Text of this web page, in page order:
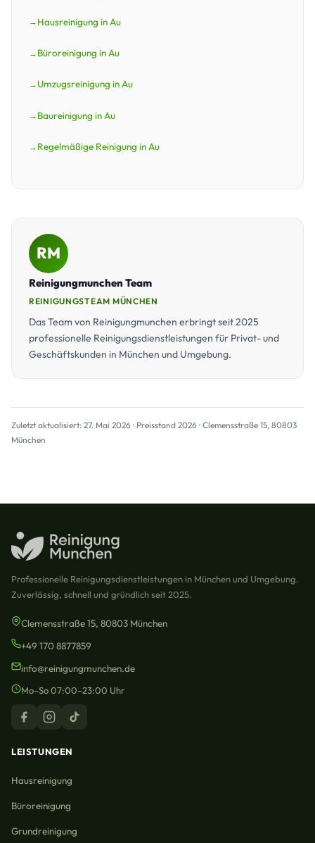
Hausreinigung in Au
Büroreinigung in Au
Umzugsreinigung in Au
Baureinigung in Au
Regelmäßige Reinigung in Au
RM
Reinigungmunchen Team
REINIGUNGSTEAM MÜNCHEN
Das Team von Reinigungmunchen erbringt seit 2025
professionelle Reinigungsdienstleistungen für Privat- und
Geschäftskunden in München und Umgebung.
Zuletzt aktualisiert: 27. Mai 2026 · Preisstand 2026 · Clemensstraße 15, 80803
München
Professionelle Reinigungsdienstleistungen in München und Umgebung.
Zuverlässig, schnell und gründlich seit 2025.
Clemensstraße 15, 80803 München
+49 170 8877859
info@reinigungmunchen.de
Mo–So 07:00–23:00 Uhr
LEISTUNGEN
Hausreinigung
Büroreinigung
Grundreinigung